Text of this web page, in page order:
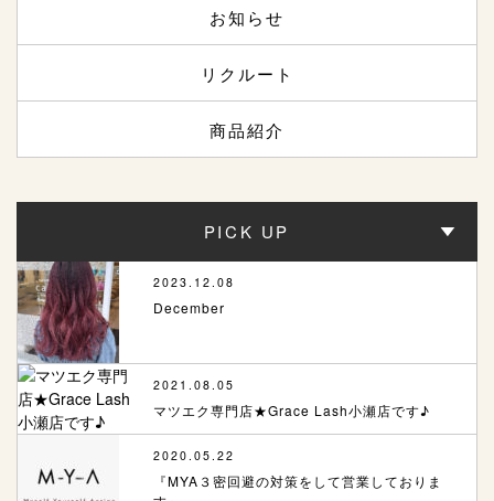
お知らせ
リクルート
商品紹介
PICK UP
2023.12.08
December
2021.08.05
マツエク専門店★Grace Lash小瀬店です♪
2020.05.22
『MYA３密回避の対策をして営業しておりま